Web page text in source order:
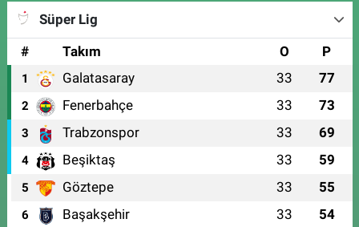
Süper Lig
#
Takım O P
1 Galatasaray 33 77
2 Fenerbahçe 33 73
3 Trabzonspor 33 69
4 Beşiktaş 33 59
5 Göztepe 33 55
6 Başakşehir 33 54